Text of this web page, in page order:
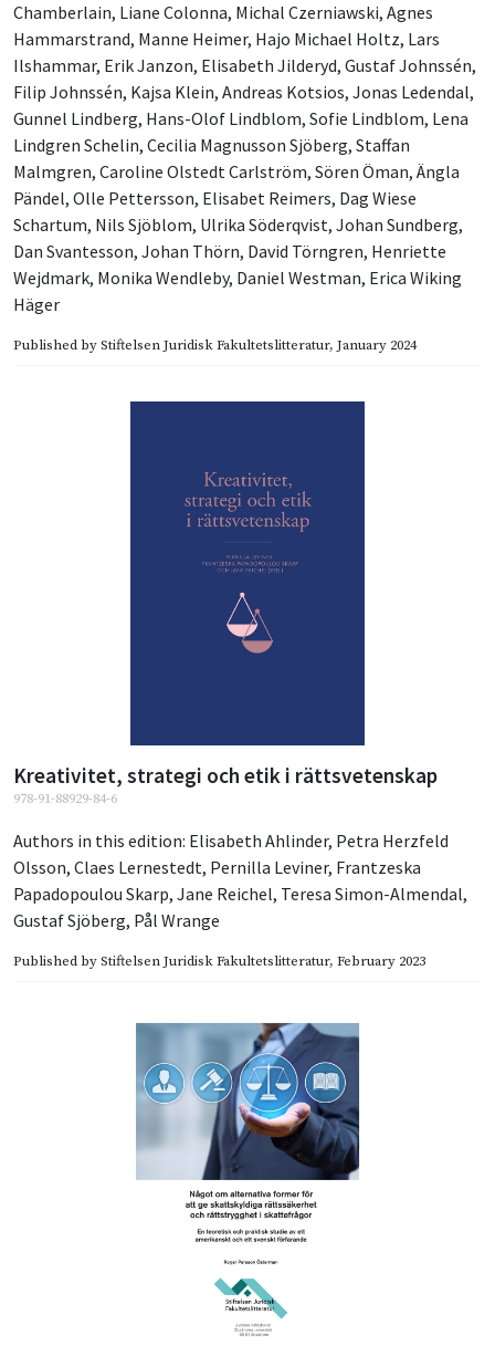
Chamberlain, Liane Colonna, Michal Czerniawski, Agnes
Hammarstrand, Manne Heimer, Hajo Michael Holtz, Lars
Ilshammar, Erik Janzon, Elisabeth Jilderyd, Gustaf Johnssén,
Filip Johnssén, Kajsa Klein, Andreas Kotsios, Jonas Ledendal,
Gunnel Lindberg, Hans-Olof Lindblom, Sofie Lindblom, Lena
Lindgren Schelin, Cecilia Magnusson Sjöberg, Staffan
Malmgren, Caroline Olstedt Carlström, Sören Öman, Ängla
Pändel, Olle Pettersson, Elisabet Reimers, Dag Wiese
Schartum, Nils Sjöblom, Ulrika Söderqvist, Johan Sundberg,
Dan Svantesson, Johan Thörn, David Törngren, Henriette
Wejdmark, Monika Wendleby, Daniel Westman, Erica Wiking
Häger
Published byStiftelsen Juridisk Fakultetslitteratur, January 2024
Kreativitet, strategi och etik i rättsvetenskap
978-91-88929-84-6
Authors in this edition: Elisabeth Ahlinder, Petra Herzfeld
Olsson, Claes Lernestedt, Pernilla Leviner, Frantzeska
Papadopoulou Skarp, Jane Reichel, Teresa Simon-Almendal,
Gustaf Sjöberg, Pål Wrange
Published byStiftelsen Juridisk Fakultetslitteratur, February 2023